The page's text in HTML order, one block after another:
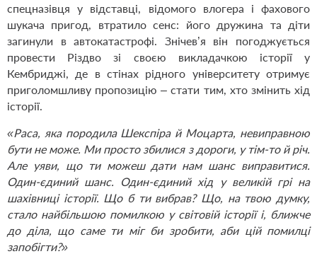
спецназівця у відставці, відомого влогера і фахового
шукача пригод, втратило сенс: його дружина та діти
загинули в автокатастрофі. Знічев’я він погоджується
провести Різдво зі своєю викладачкою історії у
Кембриджі, де в стінах рідного університету отримує
приголомшливу пропозицію – стати тим, хто змінить хід
історії.
«Раса, яка породила Шекспіра й Моцарта, невиправною
бути не може. Ми просто збилися з дороги, у тім-то й річ.
Але уяви, що ти можеш дати нам шанс виправитися.
Один-єдиний шанс. Один-єдиний хід у великій грі на
шахівниці історії. Що б ти вибрав? Що, на твою думку,
стало найбільшою помилкою у світовій історії і, ближче
до діла, що саме ти міг би зробити, аби цій помилці
запобігти?»